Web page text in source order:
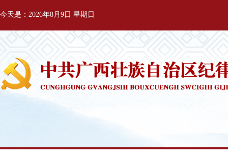
今天是：2026年8月9日 星期日